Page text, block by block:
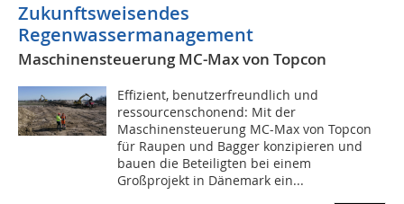
Zukunftsweisendes
Regenwassermanagement
Maschinensteuerung MC-Max von Topcon
Effizient, benutzerfreundlich und
ressourcenschonend: Mit der
Maschinensteuerung MC-Max von Topcon
für Raupen und Bagger konzipieren und
bauen die Beteiligten bei einem
Großprojekt in Dänemark ein...